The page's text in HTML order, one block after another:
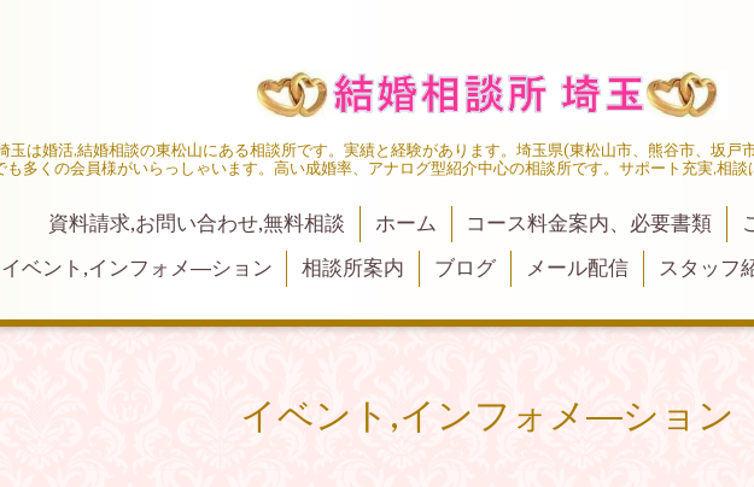
玉は婚活,結婚相談の東松山にある相談所です。実績と経験があります。埼玉県(東松山市、熊谷市、坂戸
も多くの会員様がいらっしゃいます。高い成婚率、アナログ型紹介中心の相談所です。サポート充実,相
資料請求,お問い合わせ,無料相談 ホーム コース料金案内、必要書類
イベント,インフォメ―ション
相談所案内 ブログ メール配信 スタッフ
イベント,インフォメ―ション